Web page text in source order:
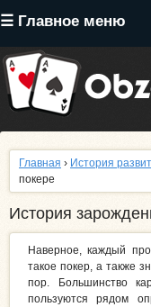
☰ Главное меню
Главная › История
покере
История
Наверное, каждый
такое покер, а также
пор. Большинство
пользуются рядом